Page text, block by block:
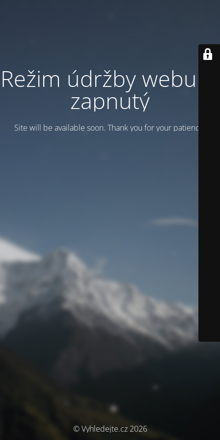
Režim údržby webu je
zapnutý
Site will be available soon. Thank you for your patience!
© Vyhledejte.cz 2026